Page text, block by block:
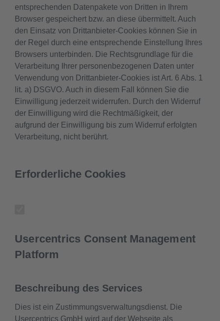
entsprechenden Datenpakete von Dritten in Ihrem
Browser gespeichert bzw. an diese übermittelt. Auch
den Einsatz von Drittanbieter-Cookies können Sie in
der Regel durch eine entsprechende Einstellung Ihres
Browsers unterbinden. Die Rechtsgrundlage für die
Verarbeitung Ihrer personenbezogenen Daten unter
Verwendung von Drittanbieter-Cookies ist Art. 6 Abs. 1
lit. a) DSGVO. Auch in diesem Fall können Sie die
Einwilligung jederzeit widerrufen. Durch den Widerruf
der Einwilligung wird die Rechtmäßigkeit, der
aufgrund der Einwilligung bis zum Widerruf erfolgten
Verarbeitung, nicht berührt.
Erforderliche Cookies
Usercentrics Consent Management
Platform
Beschreibung des Services
Dies ist ein Zustimmungsverwaltungsdienst. Die
Usercentrics GmbH wird auf der Webseite als